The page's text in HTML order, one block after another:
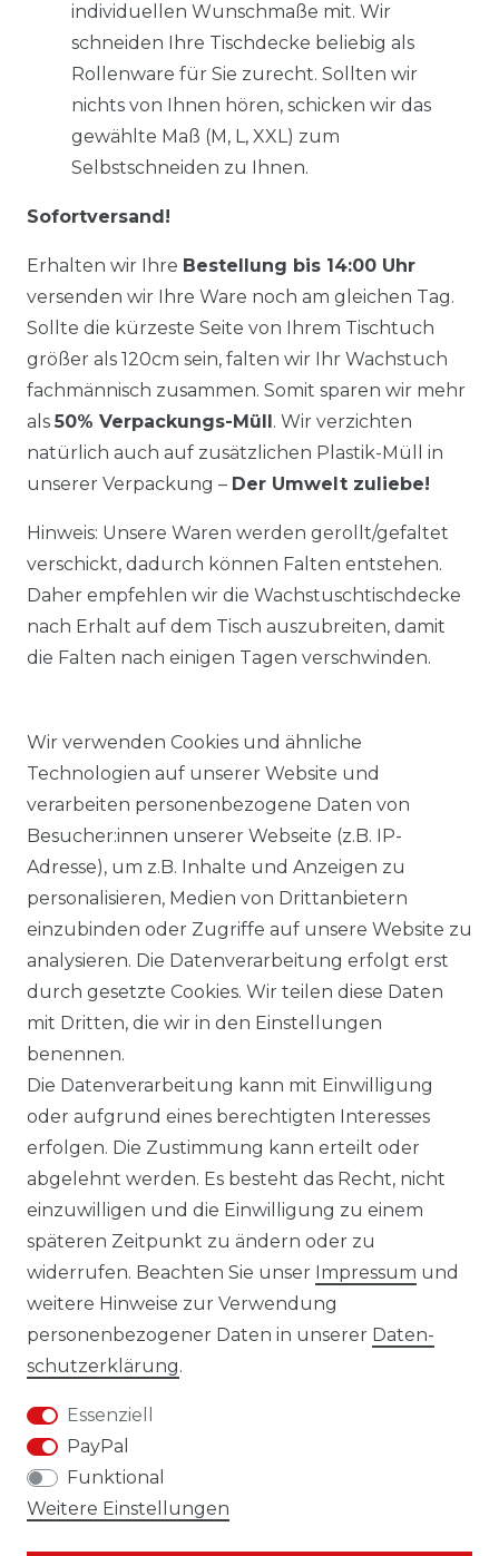
individuellen Wunschmaße mit. Wir
schneiden Ihre Tischdecke beliebig als
Rollenware für Sie zurecht. Sollten wir
nichts von Ihnen hören, schicken wir das
gewählte Maß (M, L, XXL) zum
Selbstschneiden zu Ihnen.
Sofortversand!
Erhalten wir Ihre Bestellung bis 14:00 Uhr
versenden wir Ihre Ware noch am gleichen Tag.
Sollte die kürzeste Seite von Ihrem Tischtuch
größer als 120cm sein, falten wir Ihr Wachstuch
fachmännisch zusammen. Somit sparen wir mehr
als 50% Verpackungs-Müll. Wir verzichten
natürlich auch auf zusätzlichen Plastik-Müll in
unserer Verpackung – Der Umwelt zuliebe!
Hinweis: Unsere Waren werden gerollt/gefaltet
verschickt, dadurch können Falten entstehen.
Daher empfehlen wir die Wachstuschtischdecke
nach Erhalt auf dem Tisch auszubreiten, damit
die Falten nach einigen Tagen verschwinden.
KOSTENLOSER & SCHNELLER VERSAND
LIEFERZEIT ETWA 1 BIS 3 WERKTAGE
14 TAGE RÜCKGABERECHT
Laro-Shop.de
06233-7705680
info@laro-shop.de
Montag - Freitag, 09:00 - 17:00
Widerrufs­recht
Wir verwenden Cookies und ähnliche
Technologien auf unserer Website und
verarbeiten personenbezogene Daten von
Besucher:innen unserer Webseite (z.B. IP-
Adresse), um z.B. Inhalte und Anzeigen zu
personalisieren, Medien von Drittanbietern
einzubinden oder Zugriffe auf unsere Website zu
analysieren. Die Datenverarbeitung erfolgt erst
durch gesetzte Cookies. Wir teilen diese Daten
mit Dritten, die wir in den Einstellungen
benennen.
Die Datenverarbeitung kann mit Einwilligung
oder aufgrund eines berechtigten Interesses
erfolgen. Die Zustimmung kann erteilt oder
abgelehnt werden. Es besteht das Recht, nicht
einzuwilligen und die Einwilligung zu einem
späteren Zeitpunkt zu ändern oder zu
widerrufen. Beachten Sie unser Impressum und
weitere Hinweise zur Verwendung
personenbezogener Daten in unserer Daten­
schutz­erklärung.
Essenziell
PayPal
Funktional
Weitere Einstellungen